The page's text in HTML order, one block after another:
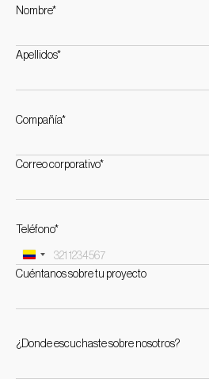
Nombre*
Apellidos*
Compañía*
Correo corporativo*
Teléfono*
Colombia
+57
Cuéntanos sobre tu proyecto
¿Donde escuchaste sobre nosotros?